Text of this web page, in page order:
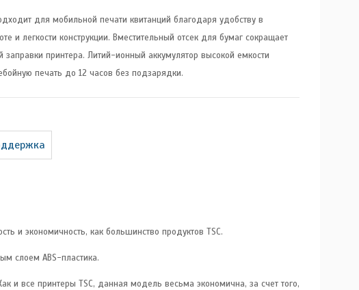
для мобильной печати квитанций благодаря удобству в
и легкости конструкции. Вместительный отсек для бумаг сокращает
заправки принтера. Литий-ионный аккумулятор высокой емкости
печать до 12 часов без подзарядки.
и экономичность, как большинство продуктов TSC.
слоем ABS-пластика.
и все принтеры TSC, данная модель весьма экономична, за счет того,